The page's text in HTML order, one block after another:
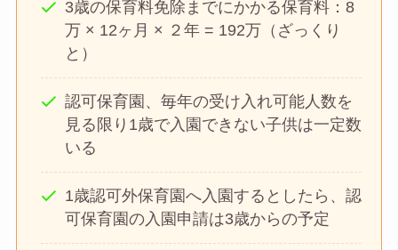
3歳の保育料免除までにかかる保育料：8
万 × 12ヶ月 × ２年 = 192万（ざっくり
と）
認可保育園、毎年の受け入れ可能人数を
見る限り1歳で入園できない子供は一定数
いる
1歳認可外保育園へ入園するとしたら、認
可保育園の入園申請は3歳からの予定